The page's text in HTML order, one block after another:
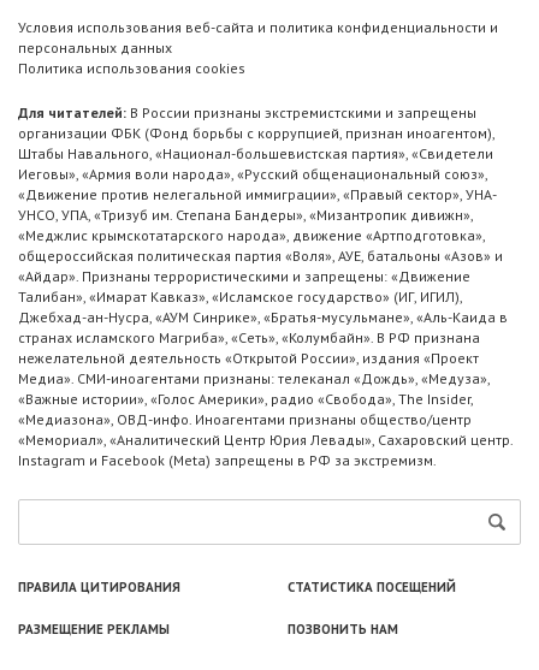
Условия использования веб-сайта и политика конфиденциальности и
персональных данных
Политика использования cookies
Для читателей: В России признаны экстремистскими и запрещены
организации ФБК (Фонд борьбы с коррупцией, признан иноагентом),
Штабы Навального, «Национал-большевистская партия», «Свидетели
Иеговы», «Армия воли народа», «Русский общенациональный союз»,
«Движение против нелегальной иммиграции», «Правый сектор», УНА-
УНСО, УПА, «Тризуб им. Степана Бандеры», «Мизантропик дивижн»,
«Меджлис крымскотатарского народа», движение «Артподготовка»,
общероссийская политическая партия «Воля», АУЕ, батальоны «Азов» и
«Айдар». Признаны террористическими и запрещены: «Движение
Талибан», «Имарат Кавказ», «Исламское государство» (ИГ, ИГИЛ),
Джебхад-ан-Нусра, «АУМ Синрике», «Братья-мусульмане», «Аль-Каида в
странах исламского Магриба», «Сеть», «Колумбайн». В РФ признана
нежелательной деятельность «Открытой России», издания «Проект
Медиа». СМИ-иноагентами признаны: телеканал «Дождь», «Медуза»,
«Важные истории», «Голос Америки», радио «Свобода», The Insider,
«Медиазона», ОВД-инфо. Иноагентами признаны общество/центр
«Мемориал», «Аналитический Центр Юрия Левады», Сахаровский центр.
Instagram и Facebook (Metа) запрещены в РФ за экстремизм.
ПРАВИЛА ЦИТИРОВАНИЯ СТАТИСТИКА ПОСЕЩЕНИЙ
РАЗМЕЩЕНИЕ РЕКЛАМЫ ПОЗВОНИТЬ НАМ